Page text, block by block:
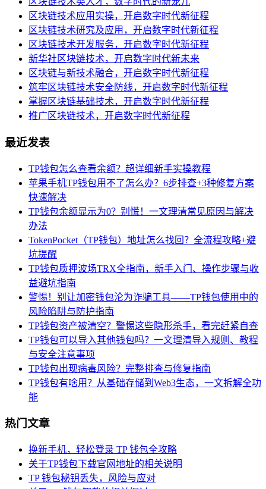
区块链技术应用实操，开启数字时代新征程
区块链技术研究及应用，开启数字时代新征程
区块链技术开发服务，开启数字时代新征程
新华社区块链技术，开启数字时代新未来
区块链与新技术融合，开启数字时代新征程
筑牢区块链技术安全防线，开启数字时代新征程
掌握区块链基础技术，开启数字时代新征程
推广区块链技术，开启数字时代新征程
最近发表
TP钱包怎么查看余额？超详细新手实操教程
苹果手机TP钱包用不了怎么办？6步排查+3种修复方案
快速解决
TP钱包余额显示为0？别慌！一文理清常见原因与解决
办法
TokenPocket（TP钱包）地址怎么找回？全流程攻略+避
坑提醒
TP钱包质押波场TRX全指南，新手入门、操作步骤与收
益避坑指南
警惕！别让加密钱包沦为诈骗工具——TP钱包使用中的
风险陷阱与防护指南
TP钱包资产被清空？警惕这些隐形杀手，看完赶紧自查
TP钱包可以导入其他钱包吗？一文理清导入规则、教程
与安全注意事项
TP钱包出现病毒风险？完整排查与修复指南
TP钱包有啥用？从基础存储到Web3生态，一文拆解全功
能
热门文章
换新手机，轻松登录 TP 钱包全攻略
关于TP钱包下载官网地址的相关说明
TP 钱包秘钥丢失，风险与应对